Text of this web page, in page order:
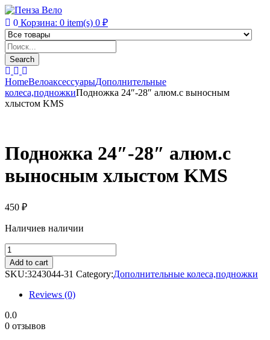
0 Корзина: 0 item(s) 0 ₽
Products
search
Search
HomeВелоаксессуарыДополнительные
колеса,подножкиПодножка 24″-28″ алюм.с выносным
хлыстом KMS
Подножка 24″-28″ алюм.с
выносным хлыстом KMS
450 ₽
Наличиев наличии
Подножка
24"-28"
алюм.с
выносным
хлыстом
quantity
Add to cart
SKU:3243044-31 Category:Дополнительные колеса,подножки
Reviews (0)
0.0
0 отзывов